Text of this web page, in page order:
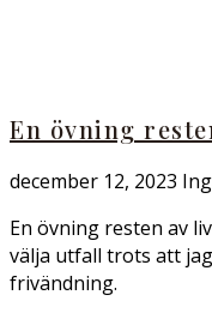
En övning
december 12, 2023
En övning resten av
välja utfall trots att
frivändning.